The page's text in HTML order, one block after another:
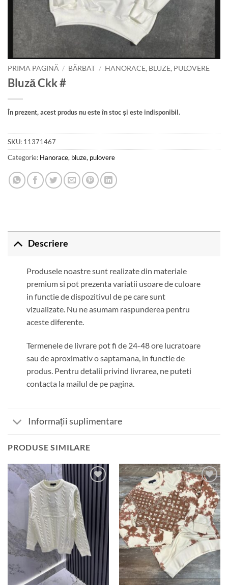
PRIMA PAGINĂ / BĂRBAT / HANORACE, BLUZE, PULOVERE
Bluză Ckk #
În prezent, acest produs nu este în stoc și este indisponibil.
SKU: 11371467
Categorie: Hanorace, bluze, pulovere
Descriere
Produsele noastre sunt realizate din materiale
premium si pot prezenta variatii usoare de culoare
in functie de dispozitivul de pe care sunt
vizualizate. Nu ne asumam raspunderea pentru
aceste diferente.
Termenele de livrare pot fi de 24-48 ore lucratoare
sau de aproximativ o saptamana, in functie de
produs. Pentru detalii privind livrarea, ne puteti
contacta la mailul de pe pagina.
Informații suplimentare
PRODUSE SIMILARE
wishlist
Add to
wishlist